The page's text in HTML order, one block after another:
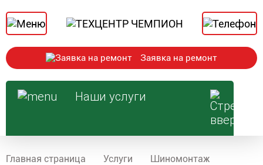
Заявка на ремонт
Наши услуги
Главная страница Услуги
Шиномонтаж